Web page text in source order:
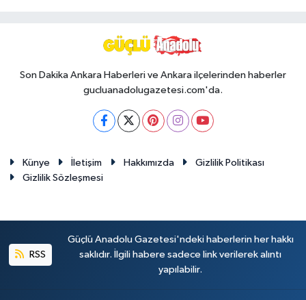
Son Dakika Ankara Haberleri ve Ankara ilçelerinden haberler
gucluanadolugazetesi.com'da.
Künye İletişim Hakkımızda
Gizlilik Politikası
Gizlilik Sözleşmesi
RSS
Güçlü Anadolu Gazetesi'ndeki haberlerin her hakkı
saklıdır. İlgili habere sadece link verilerek alıntı
yapılabilir.